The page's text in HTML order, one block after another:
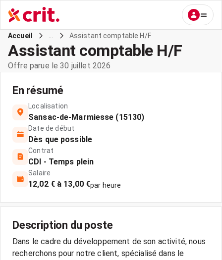
Accueil Assistant comptable H/F
Assistant comptable H/F
Offre parue le 30 juillet 2026
En résumé
Localisation
Sansac-de-Marmiesse (15130)
Date de début
Dès que possible
Contrat
CDI - Temps plein
Salaire
12,02 € à 13,00 €par heure
Description du poste
Dans le cadre du développement de son activité, nous
recherchons pour notre client, spécialisé dans le